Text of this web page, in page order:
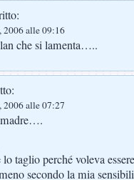
2006 alle 09:16
che si lamenta…..
2006 alle 07:27
lo taglio perché voleva
secondo la mia